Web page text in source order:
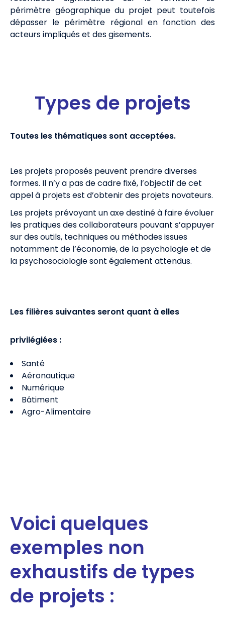
périmètre géographique du projet peut toutefois
dépasser le périmètre régional en fonction des
acteurs impliqués et des gisements.
Types de projets
Toutes les thématiques sont acceptées.
Les projets proposés peuvent prendre diverses
formes. Il n’y a pas de cadre fixé, l’objectif de cet
appel à projets est d’obtenir des projets novateurs.
Les projets prévoyant un axe destiné à faire évoluer
les pratiques des collaborateurs pouvant s’appuyer
sur des outils, techniques ou méthodes issues
notamment de l’économie, de la psychologie et de
la psychosociologie sont également attendus.
Les filières suivantes seront quant à elles
privilégiées :
Santé
Aéronautique
Numérique
Bâtiment
Agro-Alimentaire
Voici quelques
exemples non
exhaustifs de types
de projets :